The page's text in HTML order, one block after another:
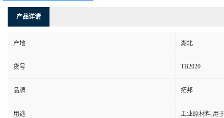
产品详请
产地 湖北
货号 TB2020
品牌 拓邦
用途 工业原材料,用